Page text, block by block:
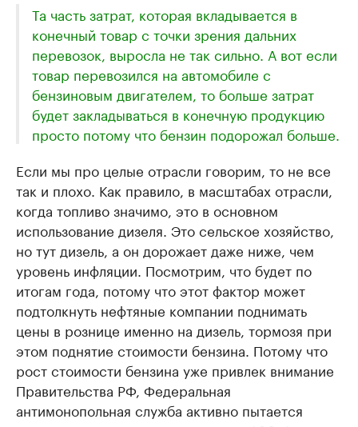
Та часть затрат, которая вкладывается в
конечный товар с точки зрения дальних
перевозок, выросла не так сильно. А вот если
товар перевозился на автомобиле с
бензиновым двигателем, то больше затрат
будет закладываться в конечную продукцию
просто потому что бензин подорожал больше.
Если мы про целые отрасли говорим, то не все
так и плохо. Как правило, в масштабах отрасли,
когда топливо значимо, это в основном
использование дизеля. Это сельское хозяйство,
но тут дизель, а он дорожает даже ниже, чем
уровень инфляции. Посмотрим, что будет по
итогам года, потому что этот фактор может
подтолкнуть нефтяные компании поднимать
цены в рознице именно на дизель, тормозя при
этом поднятие стоимости бензина. Потому что
рост стоимости бензина уже привлек внимание
Правительства РФ, Федеральная
антимонопольная служба активно пытается